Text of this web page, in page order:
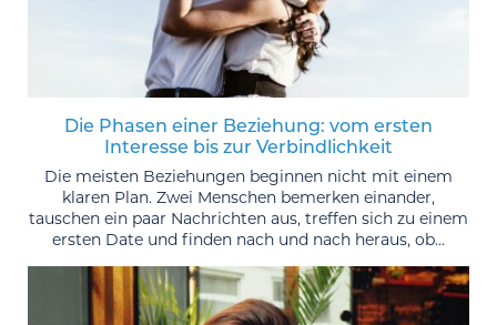
Die Phasen einer Beziehung: vom ersten
Interesse bis zur Verbindlichkeit
Die meisten Beziehungen beginnen nicht mit einem
klaren Plan. Zwei Menschen bemerken einander,
tauschen ein paar Nachrichten aus, treffen sich zu einem
ersten Date und finden nach und nach heraus, ob...